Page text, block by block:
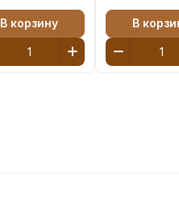
В корзину
белая
В